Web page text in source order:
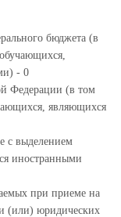
бюджета (в
- 0
Федерации (в том
являющихся
с выделением
иностранными
при приеме на
и (или) юридических